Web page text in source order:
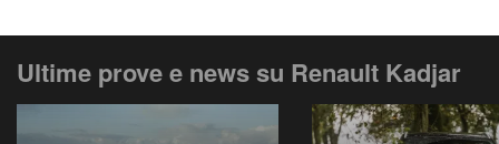
Ultime prove e news su Renault Kadjar